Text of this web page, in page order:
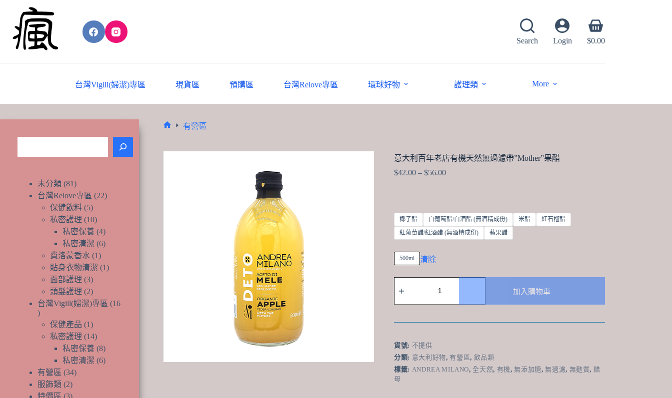
content
Search Login
Shopping
cart
$0.00
台灣Vigill(婦潔)專區 現貨區 預購區 台灣Relove專區 環球好物 護理類 More
有營區
意大利百年老店有機天然無過濾帶”Mother”果醋
$42.00 – $56.00Price
椰子醋 白葡萄醋/白酒醋 (無酒精成份) 米醋
紅石榴醋
紅葡萄醋/紅酒醋 (無酒精成份)
蘋果醋
500ml 清除
大
利
年
店
有
機
天
加入購物車
貨號: 不提供
分類: 意大利好物,有營區, 飲品類
標籤: ANDREA MILANO,全天然, 有機,無添加糖,無過濾, 無麩質, 醋
母
未分類 8181
個
產
品
台灣Relove專區 2222
品
保健飲料 55
個
產
品
私密護理 1010
個
產
品
私密保養 44
個
品
私密清潔 66
產
費洛蒙香水 11
個
貼身衣物清潔 11
品
面部護理 33
個
產
頭髮護理 22
個
品
台灣Vigill(婦潔)專區
16
16
個
產
保健產品 11
個
產
品
私密護理 1414
個
產
私密保養 88
個
私密清潔 66
有營區 3434
服飾類 22
個
特價區 33